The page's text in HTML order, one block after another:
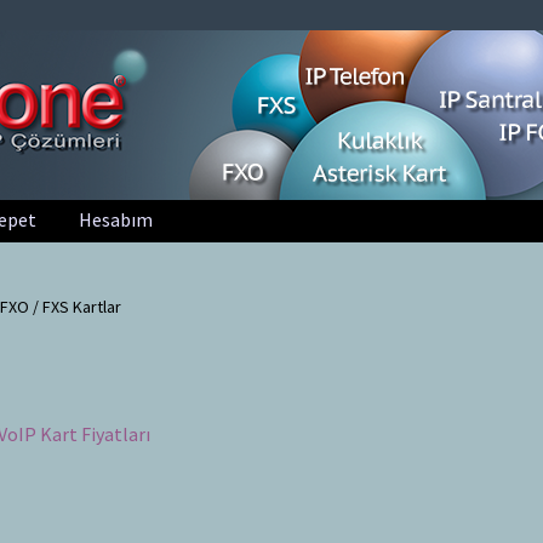
Hesabım
FXO / FXS Kartlar
Kart Fiyatları